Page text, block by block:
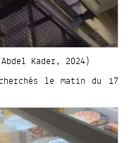
Kader, 2024)
le matin du 17